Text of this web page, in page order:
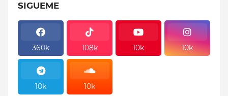
SIGUEME
360k 108k 10k 10k
10k 10k